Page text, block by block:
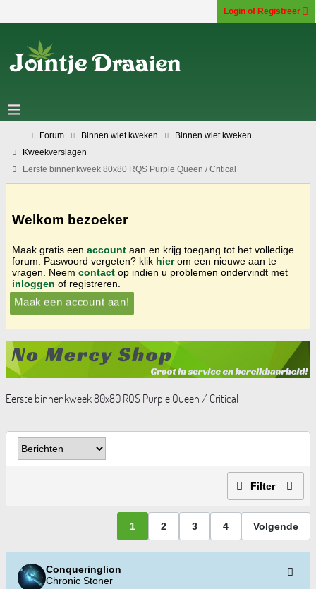
Login of Registreer
Forum Binnen wiet kweken
Binnen wiet kweken
Kweekverslagen
Eerste binnenkweek 80x80 RQS Purple Queen / Critical
Welkom bezoeker
Maak gratis een account aan en krijg toegang tot het volledige
forum. Paswoord vergeten? klik hierom een nieuwe aan te
vragen. Neem contact op indien u problemen ondervindt met
inloggen of registreren.
Maak een account aan!
Eerste binnenkweek 80x80 RQS Purple Queen / Critical
Filter
1 2 3 4 Volgende
Conqueringlion
Chronic Stoner